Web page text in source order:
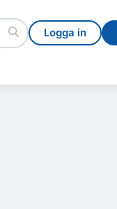
Logga in
Logga in